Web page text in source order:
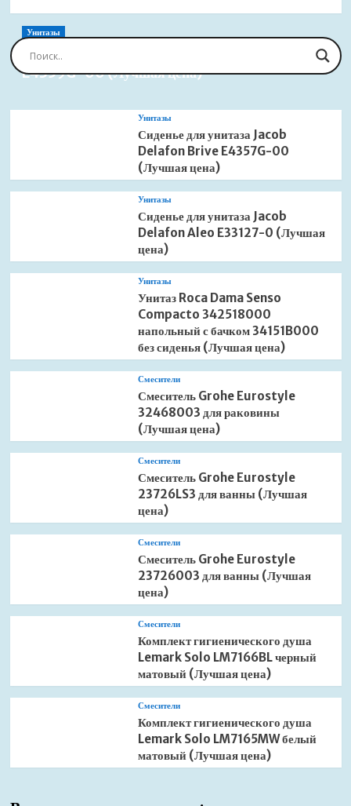
Унитазы
Сиденье для унитаза Jacob Delafon Brive
E4359G-00 (Лучшая цена)
Унитазы
Сиденье для унитаза Jacob
Delafon Brive E4357G-00
(Лучшая цена)
Унитазы
Сиденье для унитаза Jacob
Delafon Aleo E33127-0 (Лучшая
цена)
Унитазы
Унитаз Roca Dama Senso
Compacto 342518000
напольный с бачком 34151B000
без сиденья (Лучшая цена)
Смесители
Смеситель Grohe Eurostyle
32468003 для раковины
(Лучшая цена)
Смесители
Смеситель Grohe Eurostyle
23726LS3 для ванны (Лучшая
цена)
Смесители
Смеситель Grohe Eurostyle
23726003 для ванны (Лучшая
цена)
Смесители
Комплект гигиенического душа
Lemark Solo LM7166BL черный
матовый (Лучшая цена)
Смесители
Комплект гигиенического душа
Lemark Solo LM7165MW белый
матовый (Лучшая цена)